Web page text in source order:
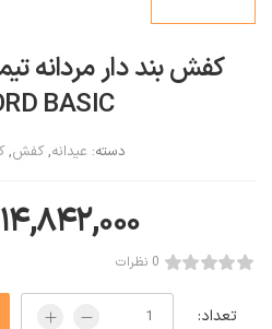
BASIC
دسته: عیدانه,کفش,
۱۴,۸۴۲,۰۰۰
0 نظرات
تعداد: